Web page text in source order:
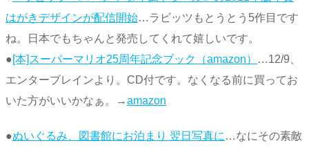
はがきデザインが配信開始…ラビッツもとうとう5作目です
ね。日本でもちゃんと発売してくれて嬉しいです。
●[本]スーパーマリオ25周年記念ブック（amazon）
…12/9、
エンターブレインより。CD付です。なくなる前に買ってお
いた方がいいかなぁ。→amazon
●ぬいぐるみ、図書館にお泊まり 翌日写真に …なにその素敵